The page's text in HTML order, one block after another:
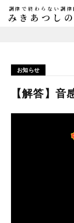
調律で終わらない調律
みきあつし
お知らせ
【解答】